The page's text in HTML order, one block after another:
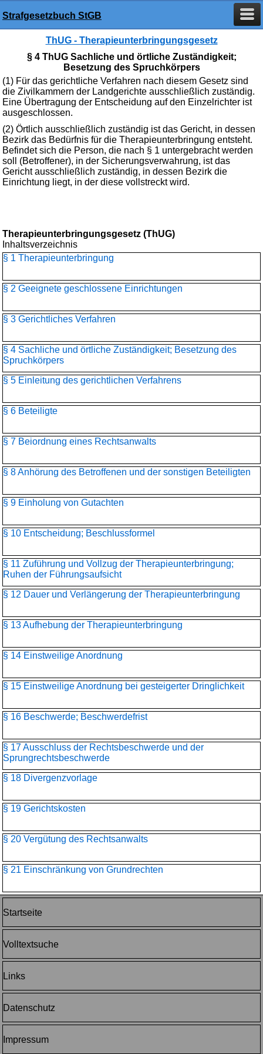
Strafgesetzbuch StGB
ThUG - Therapieunterbringungsgesetz
§ 4 ThUG Sachliche und örtliche Zuständigkeit;
Besetzung des Spruchkörpers
(1) Für das gerichtliche Verfahren nach diesem Gesetz sind
die Zivilkammern der Landgerichte ausschließlich zuständig.
Eine Übertragung der Entscheidung auf den Einzelrichter ist
ausgeschlossen.
(2) Örtlich ausschließlich zuständig ist das Gericht, in dessen
Bezirk das Bedürfnis für die Therapieunterbringung entsteht.
Befindet sich die Person, die nach § 1 untergebracht werden
soll (Betroffener), in der Sicherungsverwahrung, ist das
Gericht ausschließlich zuständig, in dessen Bezirk die
Einrichtung liegt, in der diese vollstreckt wird.
Therapieunterbringungsgesetz (ThUG)
Inhaltsverzeichnis
§ 1 Therapieunterbringung
§ 2 Geeignete geschlossene Einrichtungen
§ 3 Gerichtliches Verfahren
§ 4 Sachliche und örtliche Zuständigkeit; Besetzung des
Spruchkörpers
§ 5 Einleitung des gerichtlichen Verfahrens
§ 6 Beteiligte
§ 7 Beiordnung eines Rechtsanwalts
§ 8 Anhörung des Betroffenen und der sonstigen Beteiligten
§ 9 Einholung von Gutachten
§ 10 Entscheidung; Beschlussformel
§ 11 Zuführung und Vollzug der Therapieunterbringung;
Ruhen der Führungsaufsicht
§ 12 Dauer und Verlängerung der Therapieunterbringung
§ 13 Aufhebung der Therapieunterbringung
§ 14 Einstweilige Anordnung
§ 15 Einstweilige Anordnung bei gesteigerter Dringlichkeit
§ 16 Beschwerde; Beschwerdefrist
§ 17 Ausschluss der Rechtsbeschwerde und der
Sprungrechtsbeschwerde
§ 18 Divergenzvorlage
§ 19 Gerichtskosten
§ 20 Vergütung des Rechtsanwalts
§ 21 Einschränkung von Grundrechten
Startseite
Volltextsuche
Links
Datenschutz
Impressum